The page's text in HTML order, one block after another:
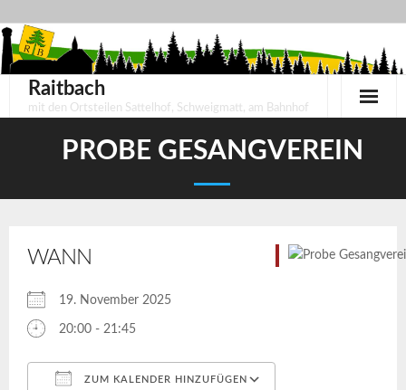
Skip
to
contentRaitbach
mit den Ortsteilen Sattelhof, Schweigmatt, am Bahnhof
PROBE GESANGVEREIN
WANN
19. November 2025
20:00 - 21:45
ZUM KALENDER HINZUFÜGEN